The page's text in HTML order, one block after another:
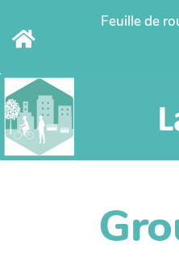
Aller au contenu principal
Feuille de